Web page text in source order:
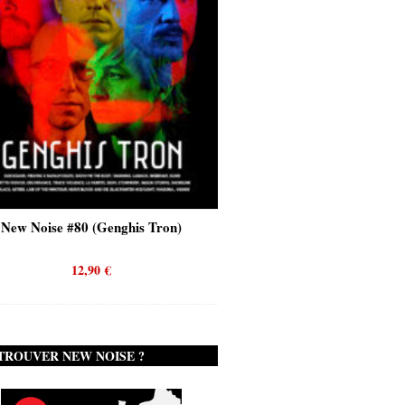
New Noise #80 (Genghis Tron)
12,90€
NEW NOISE ?